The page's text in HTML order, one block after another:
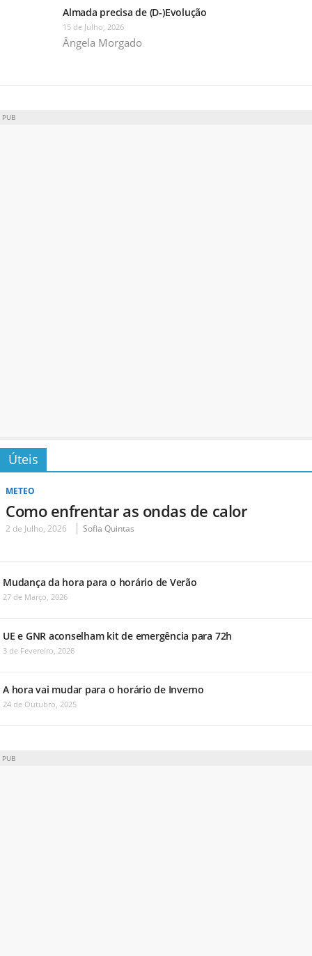
Almada precisa de (D-)Evolução
15 de Julho, 2026
Ângela Morgado
PUB
Úteis
METEO
Como enfrentar as ondas de calor
2 de Julho, 2026 Sofia Quintas
Mudança da hora para o horário de Verão
27 de Março, 2026
UE e GNR aconselham kit de emergência para 72h
3 de Fevereiro, 2026
A hora vai mudar para o horário de Inverno
24 de Outubro, 2025
PUB